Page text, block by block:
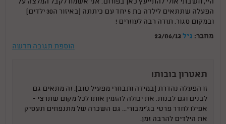
היי, חשבתי אולי להתייעץ כאן בפורום. אני אשמח לקבל המלצה על
הפעלה שתתאים לילדה בת 5 יחד עם כיתתה (באיזור ה30 ילדים)
ובמקום סגור. תודה רבה לעוזרים !
מחבר: גיל23/06/13
הוספת תגובה חדשה
תאטרון בובות!
זו הפעלה נהדרת (במידה ותבחרי מפעיל טוב). זה מתאים גם
לבנים וגם לבנות. את יכולה להזמין אותו לכל מקום שתרצי -
אפילו לחדר פרטי בג'ימבורי... גם השכרה של מתנפחים תעסיק
את הילדים להרבה זמן.